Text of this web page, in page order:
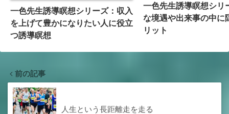
一色先生誘導瞑想シリーズ：収入
を上げて豊かになりたい人に役立
つ誘導瞑想
一色先生誘導瞑想シリ
な境遇や出来事の中に
リット
前の記事
人生という長距離走を走る